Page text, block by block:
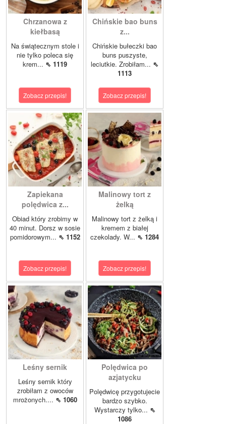
Chrzanowa z
kiełbasą
Na świątecznym stole i
nie tylko poleca się
krem... ⇖ 1119
Zobacz przepis!
Chińskie bao buns
z...
Chińskie bułeczki bao
buns puszyste,
leciutkie. Zrobiłam... ⇖
1113
Zobacz przepis!
Zapiekana
polędwica z...
Obiad który zrobimy w
40 minut. Dorsz w sosie
pomidorowym... ⇖ 1152
Zobacz przepis!
Malinowy tort z
żelką
Malinowy tort z żelką i
kremem z białej
czekolady. W... ⇖ 1284
Zobacz przepis!
Leśny sernik
Leśny sernik który
zrobiłam z owoców
mrożonych.... ⇖ 1060
Polędwica po
azjatycku
Polędwicę przygotujecie
bardzo szybko.
Wystarczy tylko... ⇖
1086